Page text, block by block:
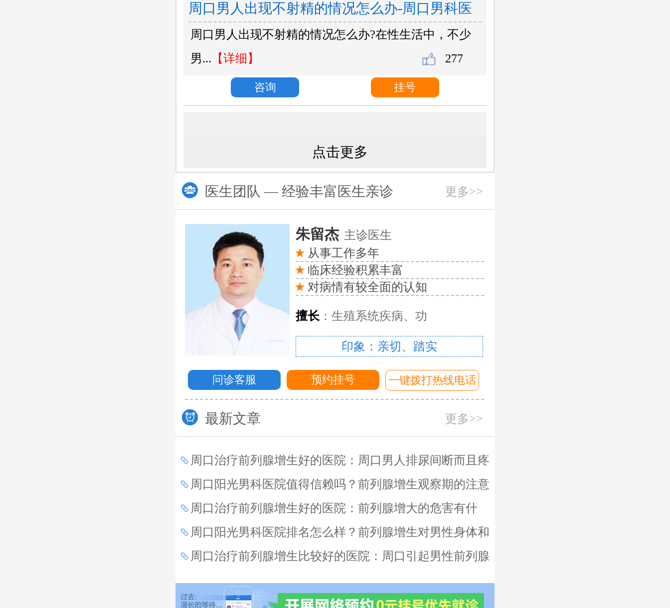
周口男人出现不射精的情况怎么办-周口男科医
院哪家好？
277
周口男人出现不射精的情况怎么办?在性生活中，不少
男... 【详细】
咨询 挂号
点击更多
医生团队 — 经验丰富医生亲诊 更多>>
朱留杰 主诊医生
从事工作多年
临床经验积累丰富
对病情有较全面的认知
擅长 ：生殖系统疾病、功
印象：亲切、踏实
问诊客服 预约挂号 一键拨打热线电话
最新文章 更多>>
周口治疗前列腺增生好的医院：周口男人排尿间断而且疼
痛是怎么了？
周口阳光男科医院值得信赖吗？前列腺增生观察期的注意
事项？
周口治疗前列腺增生好的医院：前列腺增大的危害有什
么？
周口阳光男科医院排名怎么样？前列腺增生对男性身体和
生活的影响？
周口治疗前列腺增生比较好的医院：周口引起男性前列腺
增生的原因有什么？